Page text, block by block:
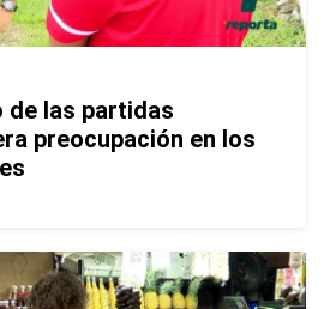
de las partidas
preocupación en los